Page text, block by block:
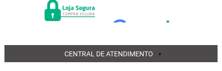
CENTRAL DE ATENDIMENTO